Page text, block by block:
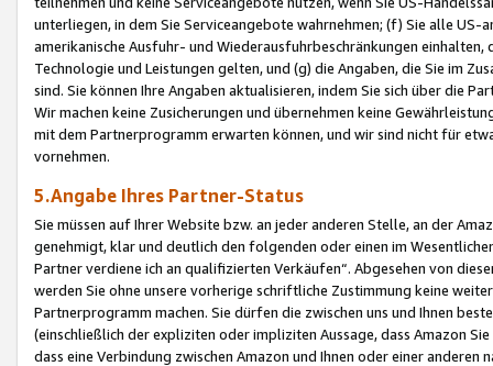
unterliegen, in dem Sie Serviceangebote wahrnehmen; (f) Sie alle
amerikanische Ausfuhr- und Wiederausfuhrbeschränkungen
Technologie und Leistungen gelten, und (g) die Angaben, die Sie im
sind. Sie können Ihre Angaben aktualisieren, indem Sie sich über die
Wir machen keine Zusicherungen und übernehmen keine
mit dem Partnerprogramm erwarten können, und wir sind nicht für
vornehmen.
5.Angabe Ihres Partner-Status
Sie müssen auf Ihrer Website bzw. an jeder anderen Stelle, an der
genehmigt, klar und deutlich den folgenden oder einen im
Partner verdiene ich an qualifizierten Verkäufen“. Abgesehen von
werden Sie ohne unsere vorherige schriftliche Zustimmung keine
Partnerprogramm machen. Sie dürfen die zwischen uns und Ihnen
(einschließlich der expliziten oder impliziten Aussage, dass Amazon
dass eine Verbindung zwischen Amazon und Ihnen oder einer